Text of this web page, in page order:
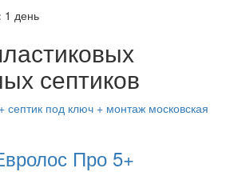
1 день
септиков
Про 5+